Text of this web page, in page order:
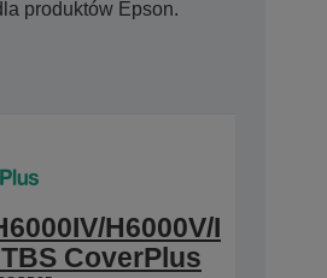
produktów Epson.
H6000V/I
CoverPlus